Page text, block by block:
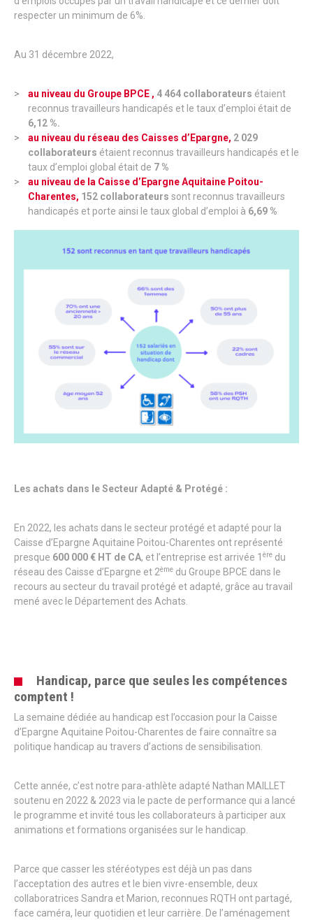
respecter un minimum de 6%.
Au 31 décembre 2022,
au niveau du Groupe BPCE , 4 464 collaborateurs étaient
reconnus travailleurs handicapés et le taux d’emploi était de
6,12 %.
au niveau du réseau des Caisses d’Epargne, 2 029
collaborateurs étaient reconnus travailleurs handicapés et le
taux d’emploi global était de 7 %
au niveau de la Caisse d’Epargne Aquitaine Poitou-
Charentes, 152 collaborateurs sont reconnus travailleurs
handicapés et porte ainsi le taux global d’emploi à 6,69 %
Les achats dans le Secteur Adapté & Protégé :
En 2022, les achats dans le secteur protégé et adapté pour la
Caisse d’Epargne Aquitaine Poitou-Charentes ont représenté
presque 600 000 € HT de CA, et l’entreprise est arrivée 1 ère du
réseau des Caisse d’Epargne et 2ème du Groupe BPCE dans le
recours au secteur du travail protégé et adapté, grâce au travail
mené avec le Département des Achats.
Handicap, parce que seules les compétences
comptent !
La semaine dédiée au handicap est l’occasion pour la Caisse
d’Epargne Aquitaine Poitou-Charentes de faire connaître sa
politique handicap au travers d’actions de sensibilisation.
Cette année, c’est notre para-athlète adapté Nathan MAILLET
soutenu en 2022 & 2023 via le pacte de performance qui a lancé
le programme et invité tous les collaborateurs à participer aux
animations et formations organisées sur le handicap.
Parce que casser les stéréotypes est déjà un pas dans
l’acceptation des autres et le bien vivre-ensemble, deux
collaboratrices Sandra et Marion, reconnues RQTH ont partagé,
face caméra, leur quotidien et leur carrière. De l’aménagement